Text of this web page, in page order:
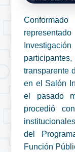
transparente
en el Salón
el pasado
procedió
del
Función